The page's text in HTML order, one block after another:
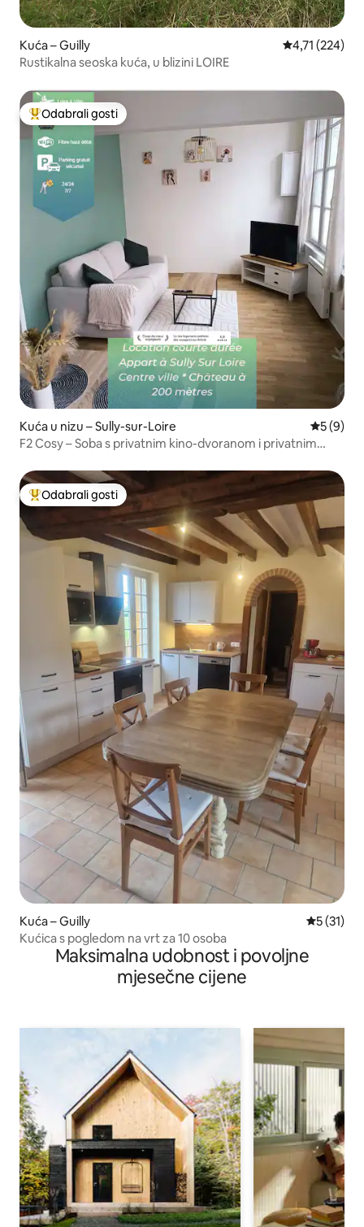
Kuća – Guilly Prosječna
4,71 (224)
Rustikalna seoska kuća, u blizini LOIRE
Među najviše rangiranima s oznakom „Odabrali gosti”
Odabrali gosti
Kuća u nizu – Sully-sur-Loire
5 (9)
F2 Cosy – Soba s privatnim kino-dvoranom i privatnim
Među najviše rangiranima s oznakom „Odabrali gosti”
Odabrali gosti
Kuća – Guilly Prosječna
5 (31)
Kućica s pogledom na vrt za 10 osoba
Maksimalna udobnost i povoljne
mjesečne cijene